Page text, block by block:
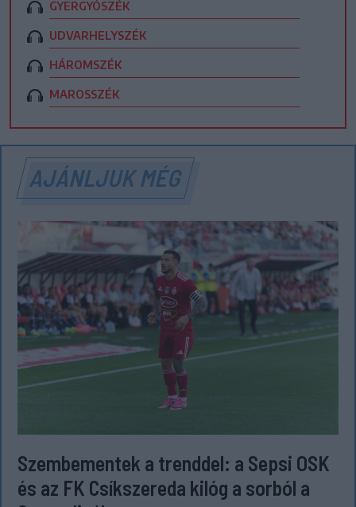
GYERGYÓSZÉK
UDVARHELYSZÉK
HÁROMSZÉK
MAROSSZÉK
AJÁNLJUK MÉG
Szembementek a trenddel: a Sepsi OSK
és az FK Csíkszereda kilóg a sorból a